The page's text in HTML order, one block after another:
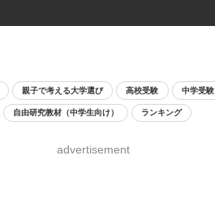
親子で考える大学選び 高校受験 中学受験
自由研究教材（中学生向け） ランキング
advertisement